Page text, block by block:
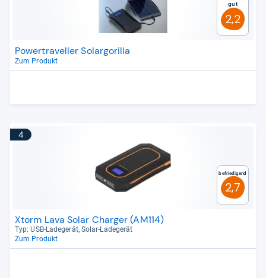
Gut
2,2
Powertraveller Solargorilla
Zum Produkt
4
Befriedigend
2,7
Xtorm Lava Solar Charger (AM114)
Typ: USB-​Lade­ge­rät, Solar-​Lade­ge­rät
Zum Produkt